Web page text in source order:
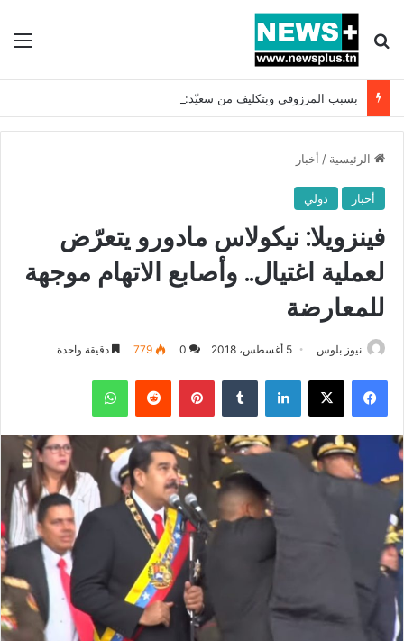
بحث عن
الرئيسية / أخبار
أخبار دولي
فينزويلا: نيكولاس مادورو يتعرّض
لعملية اغتيال.. وأصابع الاتهام موجهة
للمعارضة
نيوز بلوس 5 أغسطس، 2018 0
779 دقيقة واحدة
فيسبوك X لينكدإن بينتيريست واتساب